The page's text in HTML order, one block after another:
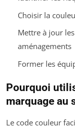
Choisir la
Mettre à jour
aménagements
Former les
Pourquoi
marquage au
Le code couleur